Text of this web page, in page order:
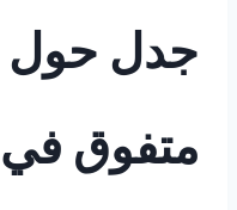
جدل حول
متفوق في